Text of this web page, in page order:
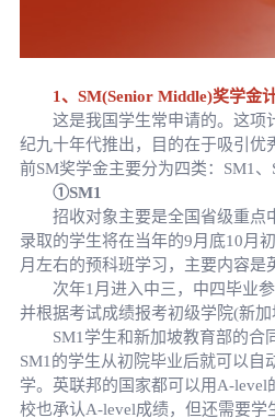
1、SM(Senior Middle)奖学金
这是我国学生常申请的。这项
纪九十年代推出，目的在于吸引优
前SM奖学金主要分为四类：SM1、
①SM1
招收对象主要是全国省级重点
录取的学生将在当年的9月底10月
月左右的预科班学习，主要内容是
次年1月进入中三，中四毕业参
并根据考试成绩报考初级学院(新加
SM1学生和新加坡教育部的合
SM1的学生从初院毕业后就可以自
学。英联邦的国家都可以用A-
校也承认A-level成绩，但还需要学